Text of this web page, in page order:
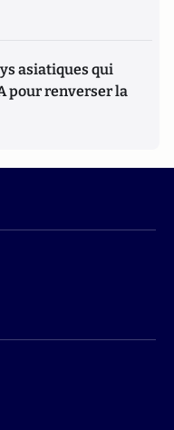
asiatiques qui
pour renverser la